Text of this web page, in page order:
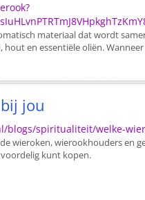
materiaal dat wordt
en essentiële oliën. Wanneer
jou
blogs/spiritualiteit/welke-
wieroken, wierookhouders en
kunt kopen.